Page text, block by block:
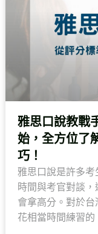
雅思口說教戰
始，全方位了
巧！
雅思口說是許多
時間與考官對談
會拿高分。對於
花相當時間練習的